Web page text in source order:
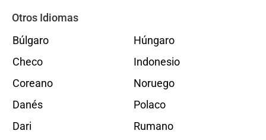
Otros Idiomas
Búlgaro
Checo
Coreano
Danés
Dari
Húngaro
Indonesio
Noruego
Polaco
Rumano